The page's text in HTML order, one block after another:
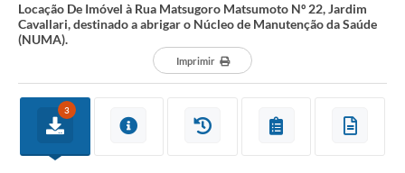
Locação De Imóvel à Rua Matsugoro Matsumoto Nº 22, Jardim
Cavallari, destinado a abrigar o Núcleo de Manutenção da Saúde
(NUMA).
Imprimir
3